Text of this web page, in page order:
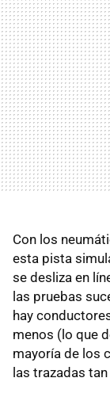
Con los
esta pista
se desliza en
las pruebas
hay
menos (lo que
mayoría de los
las trazadas